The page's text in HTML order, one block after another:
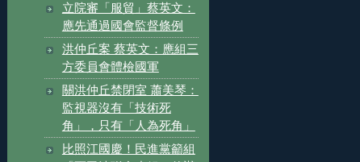
立院審「服貿」蔡英文：
應先通過國會監督條例
洪仲丘案 蔡英文：應組三
方委員會體檢國軍
關洪仲丘禁閉室 蕭美琴：
監視器沒有「技術死
角」，只有「人為死角」
比照江國慶！民進黨籲組